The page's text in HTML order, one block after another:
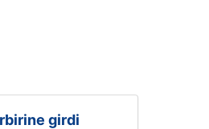
girdi